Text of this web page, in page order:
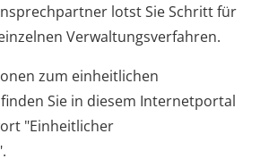
lotst Sie Schritt für
Verwaltungsverfahren.
zum einheitlichen
Sie in diesem Internetportal
"Einheitlicher